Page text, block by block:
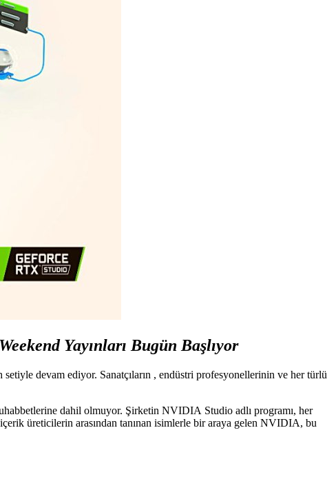
Yayınları Bugün Başlıyor
devam ediyor. Sanatçıların , endüstri profesyonellerinin ve her türlü
dahil olmuyor. Şirketin NVIDIA Studio adlı programı, her
üreticilerin arasından tanınan isimlerle bir araya gelen NVIDIA, bu